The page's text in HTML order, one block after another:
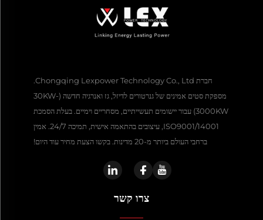
חברת Chongqing Lexpower Technology Co., Ltd.
מספקת סטים אמינים של גנרטורים לדיזל, גז ואנרגיה חדשה (30KW-
3000KW) עבור יישומים תעשייתיים, מסחריים וימיים. בעלת הסמכת
ISO9001/14001, עיצובים בהתאמה אישית, תמיכה 24/7. אמין
ברחבי העולם ביותר מ-20 מדינות. בקשו הצעת מחיר עוד היום!
צרו קשר